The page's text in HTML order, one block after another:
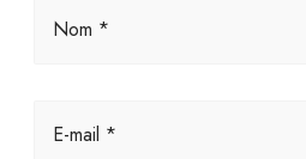
Nom *
E-mail *